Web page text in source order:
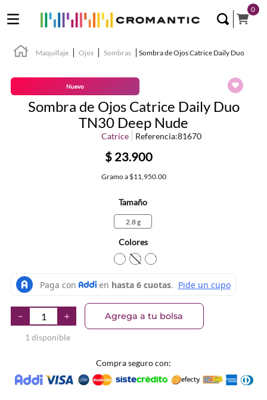
0
Maquillaje Ojos Sombras Sombra de Ojos Catrice Daily Duo
Nuevo
Sombra de Ojos Catrice Daily Duo
TN30 Deep Nude
Catrice Referencia:81670
$ 23.900
Gramoa $11,950.00
Tamaño
2.8 g
Colores
TEXTURA_4059729586735
TEXTURA_4059729586759
＋
－
1 disponible
Agrega a tu bolsa
Compra seguro con: